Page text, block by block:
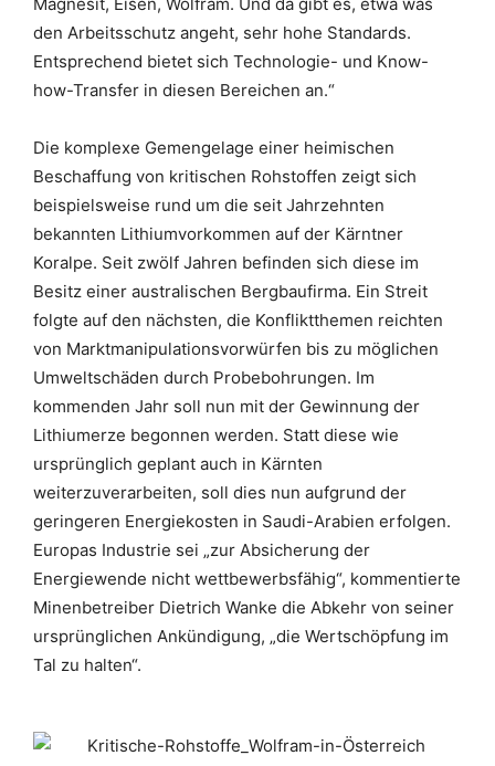
den Arbeitsschutz angeht, sehr hohe Standards.
Entsprechend bietet sich Technologie- und Know-
how-Transfer in diesen Bereichen an.“
Die komplexe Gemengelage einer heimischen
Beschaffung von kritischen Rohstoffen zeigt sich
beispielsweise rund um die seit Jahrzehnten
bekannten Lithiumvorkommen auf der Kärntner
Koralpe. Seit zwölf Jahren befinden sich diese im
Besitz einer australischen Bergbaufirma. Ein Streit
folgte auf den nächsten, die Konfliktthemen reichten
von Marktmanipulationsvorwürfen bis zu möglichen
Umweltschäden durch Probebohrungen. Im
kommenden Jahr soll nun mit der Gewinnung der
Lithiumerze begonnen werden. Statt diese wie
ursprünglich geplant auch in Kärnten
weiterzuverarbeiten, soll dies nun aufgrund der
geringeren Energiekosten in Saudi-Arabien erfolgen.
Europas Industrie sei „zur Absicherung der
Energiewende nicht wettbewerbsfähig“, kommentierte
Minenbetreiber Dietrich Wanke die Abkehr von seiner
ursprünglichen Ankündigung, „die Wertschöpfung im
Tal zu halten“.